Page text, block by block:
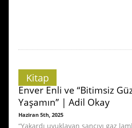
Kitap
Enver Enli ve “Bitimsiz
Yaşamın” | Adil Okay
Haziran 5th, 2025
“Yakardı uyuklayan sancıyı gaz